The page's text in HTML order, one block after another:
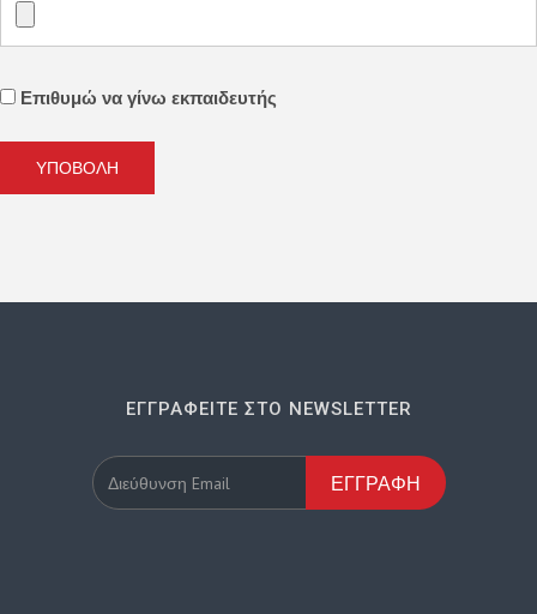
Επιθυμώ να γίνω εκπαιδευτής
ΥΠΟΒΟΛΉ
ΕΓΓΡΑΦΕΊΤΕ ΣΤΟ NEWSLETTER
ΕΓΓΡΑΦΉ